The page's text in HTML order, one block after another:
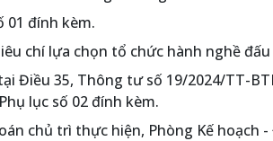
01 đính kèm.
chí lựa chọn tổ chức hành nghề đấu
Điều 35, Thông tư số 19/2024/TT-
lục số 02 đính kèm.
chủ trì thực hiện, Phòng Kế hoạch